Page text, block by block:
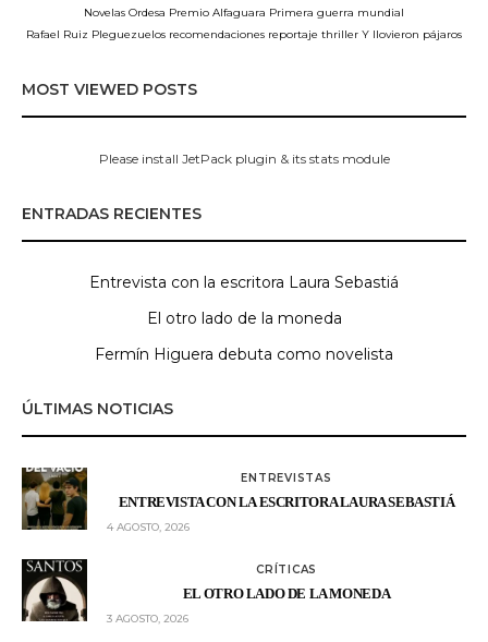
Novelas Ordesa Premio Alfaguara Primera guerra mundial
Rafael Ruiz Pleguezuelos recomendaciones reportaje thriller Y llovieron pájaros
MOST VIEWED POSTS
Please install JetPack plugin & its stats module
ENTRADAS RECIENTES
Entrevista con la escritora Laura Sebastiá
El otro lado de la moneda
Fermín Higuera debuta como novelista
ÚLTIMAS NOTICIAS
ENTREVISTAS
ENTREVISTA CON LA ESCRITORA LAURA SEBASTIÁ
4 AGOSTO, 2026
CRÍTICAS
EL OTRO LADO DE LA MONEDA
3 AGOSTO, 2026